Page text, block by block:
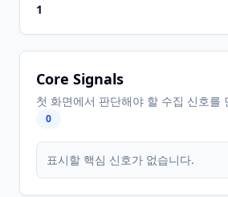
1
Core Signals
첫 화면에서 판단해야 할 수집 신호를
0
표시할 핵심 신호가 없습니다.